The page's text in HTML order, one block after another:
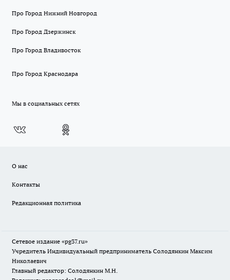
Про Город Нижний Новгород
Про Город Дзержинск
Про Город Владивосток
Про Город Краснодара
Мы в социальных сетях
О нас
Контакты
Редакционная политика
Сетевое издание «pg37.ru»
Учредитель Индивидуальный предприниматель Солодянкин Максим
Николаевич
Главный редактор: Солодянкин М.Н.